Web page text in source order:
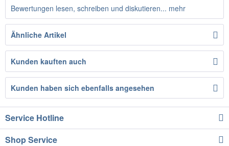
Bewertungen lesen, schreiben und diskutieren... mehr
Ähnliche Artikel
Kunden kauften auch
Kunden haben sich ebenfalls angesehen
Service Hotline
Shop Service